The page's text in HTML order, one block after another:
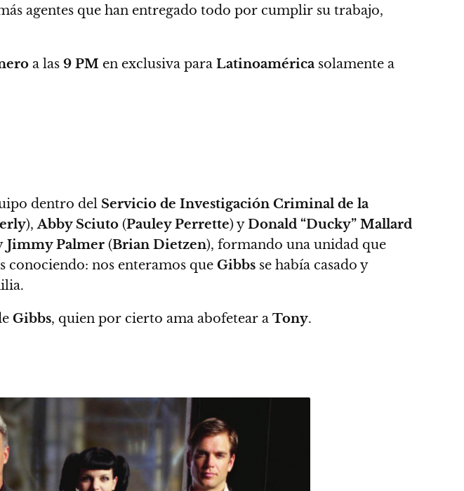
agentes que han entregado todo por cumplir su trabajo,
a las 9 PM en exclusiva para Latinoamérica solamente a
dentro del Servicio de Investigación Criminal de la
),Abby Sciuto (Pauley Perrette) yDonald “Ducky” Mallard
Jimmy Palmer (Brian Dietzen), formando una unidad que
conociendo: nos enteramos que Gibbs se había casado y
Gibbs, quien por cierto ama abofetear a Tony.